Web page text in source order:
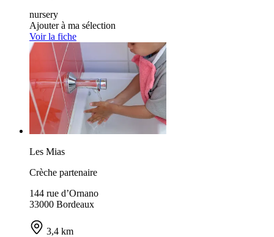
nursery
Ajouter à ma sélection
Voir la fiche
Les Mias
Crèche partenaire
144 rue d’Ornano
33000 Bordeaux
3,4 km